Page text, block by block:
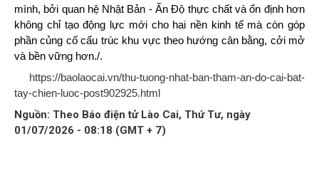
mình, bởi quan hệ Nhật Bản - Ấn Độ thực chất và ổn định hơn
không chỉ tạo động lực mới cho hai nền kinh tế mà còn góp
phần củng cố cấu trúc khu vực theo hướng cân bằng, cởi mở
và bền vững hơn./.
https://baolaocai.vn/thu-tuong-nhat-ban-tham-an-do-cai-bat-
tay-chien-luoc-post902925.html
Nguồn: Theo Báo điện tử Lào Cai, Thứ Tư, ngày
01/07/2026 - 08:18 (GMT + 7)